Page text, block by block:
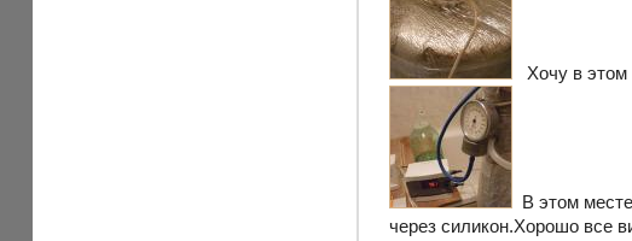
Хочу в этом
В этом
через силикон.Хорошо все